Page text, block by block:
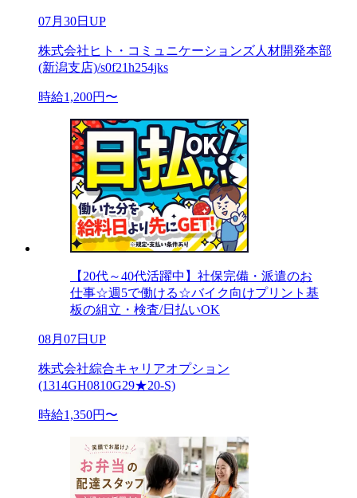
07月30日UP
株式会社ヒト・コミュニケーションズ人材開発本部
(新潟支店)/s0f21h254jks
時給1,200円〜
【20代～40代活躍中】社保完備・派遣のお
仕事☆週5で働ける☆バイク向けプリント基
板の組立・検査/日払いOK
08月07日UP
株式会社綜合キャリアオプション
(1314GH0810G29★20-S)
時給1,350円〜